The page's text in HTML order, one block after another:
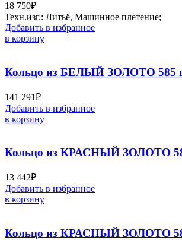
18 750₽
Техн.изг.: Литьё, Машинное плетение;
Добавить в избранное
в корзину
Кольцо из БЕЛЫЙ ЗОЛОТО 585
141 291₽
Добавить в избранное
в корзину
Кольцо из КРАСНЫЙ ЗОЛОТО
13 442₽
Добавить в избранное
в корзину
Кольцо из КРАСНЫЙ ЗОЛОТО